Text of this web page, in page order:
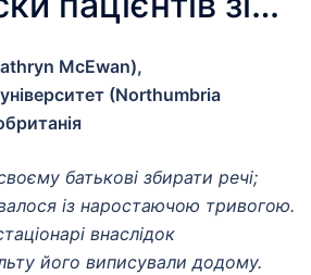
послуг
McEwan),
(Northumbria
батькові збирати речі;
із наростаючою тривогою.
внаслідок
його виписували додому.